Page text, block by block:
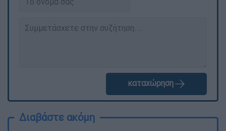
καταχώρηση
Διαβάστε ακόμη